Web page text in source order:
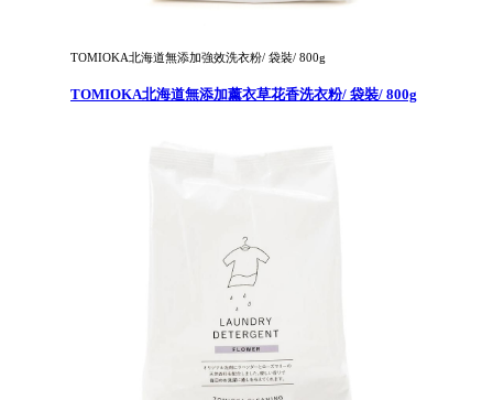
TOMIOKA北海道無添加強效洗衣粉/ 袋裝/ 800g
TOMIOKA北海道無添加薰衣草花香洗衣粉/ 袋裝/ 800g